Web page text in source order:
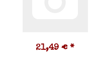
21,49 € *